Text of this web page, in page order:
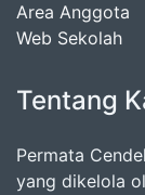
Area Anggota
Web Sekolah
Tentang
Permata
yang dikelola